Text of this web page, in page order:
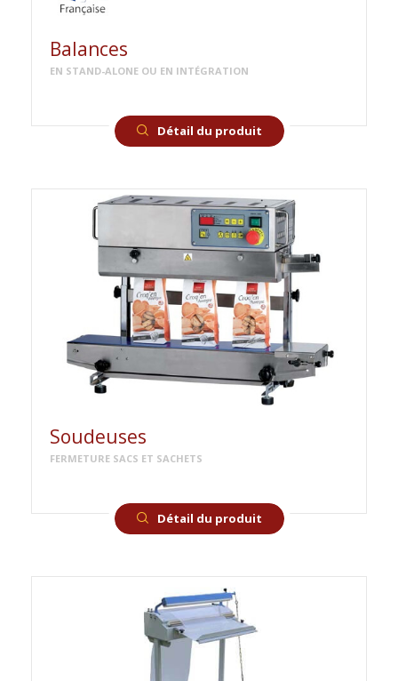
Balances
EN STAND-ALONE OU EN INTÉGRATION
Détail du produit
Soudeuses
FERMETURE SACS ET SACHETS
Détail du produit